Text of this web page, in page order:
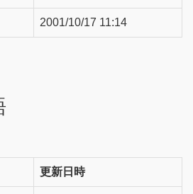
2001/10/17 11:14
更新日時